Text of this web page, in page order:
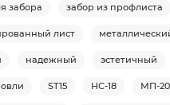
забора забор из профлиста
лист
надежный эстетичный
ST15 НС-18 МП-20